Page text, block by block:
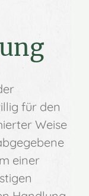
für den
Weise
einer